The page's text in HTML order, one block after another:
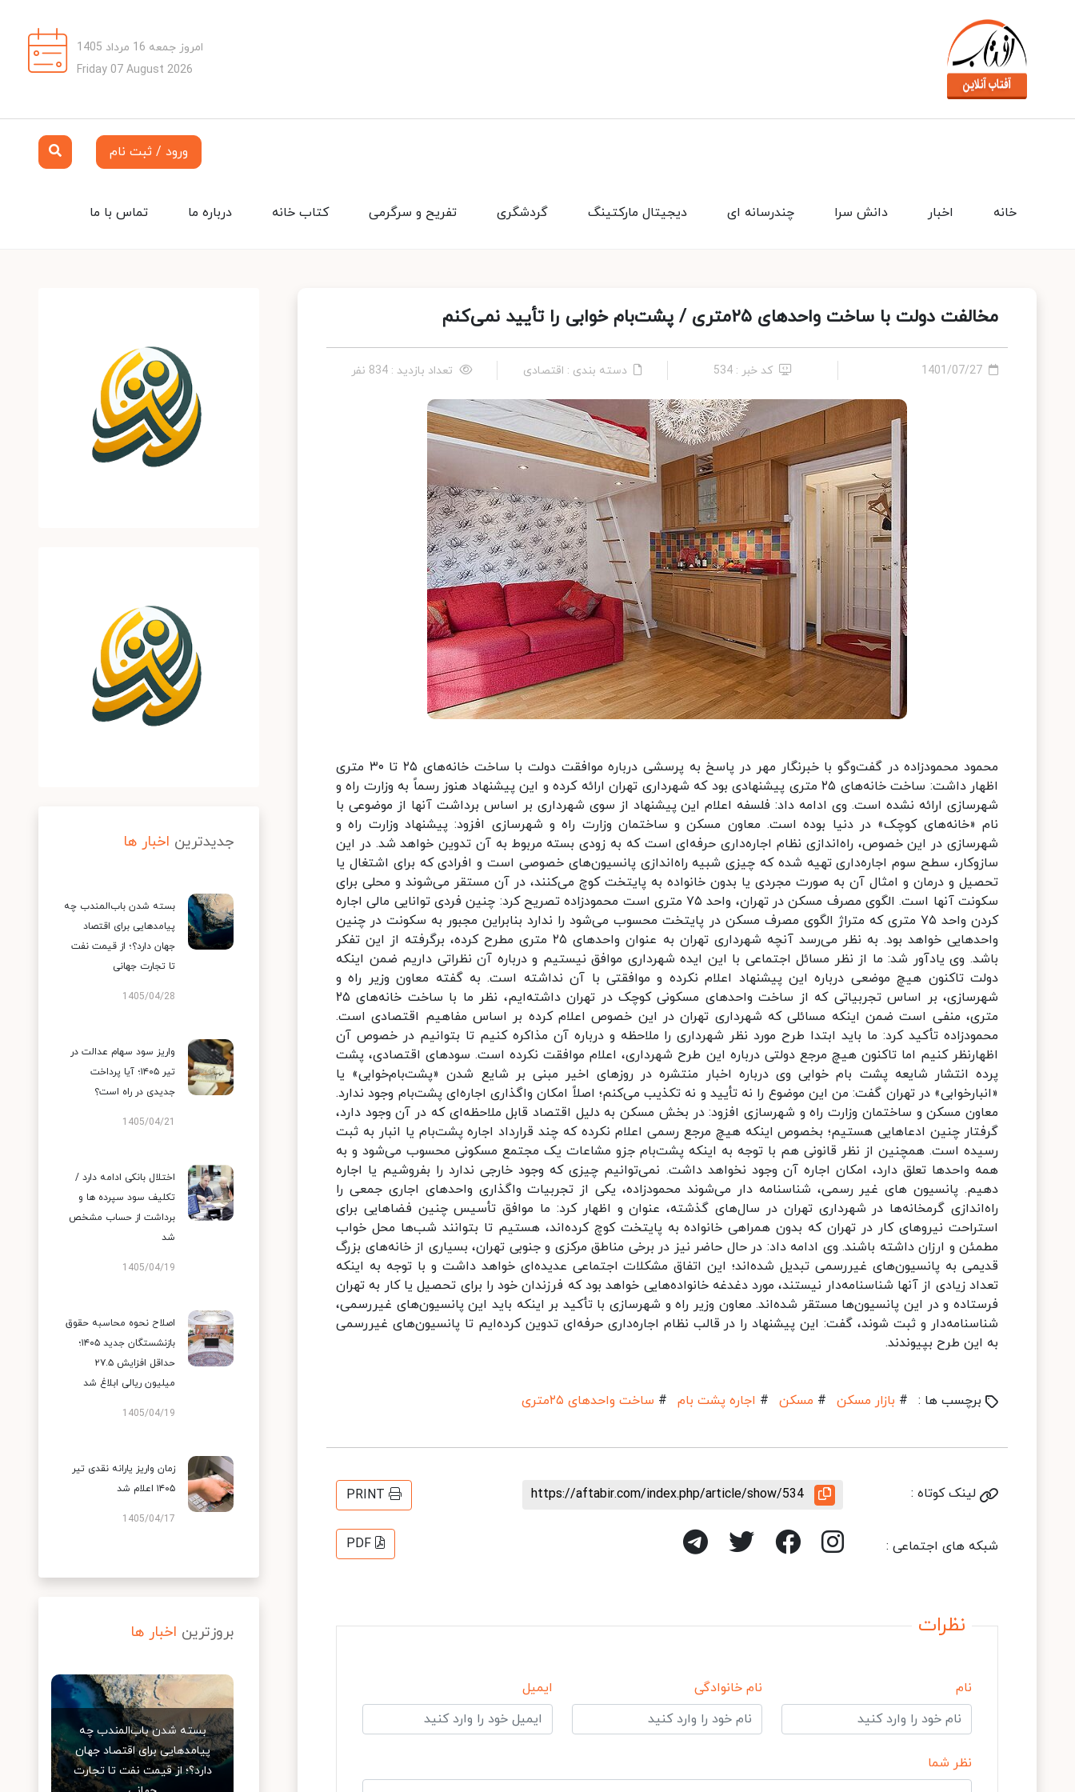
امروز جمعه 16 مرداد 1405
Friday 07 August 2026
ورود / ثبت نام
تماس با ما درباره ما کتاب خانه تفریح و سرگرمی گردشگری دیجیتال مارکتینگ چندرسانه ای دانش سرا اخبار خانه
مخالفت دولت با ساخت واحدهای ۲۵متری / پشت‌بام خوابی را تأیید نمی‌کنم
1401/07/27 کد خبر : 534 دسته بندی : اقتصادی تعداد بازدید : 834 نفر
محمود محمودزاده در گفت‌وگو با خبرنگار مهر در پاسخ به پرسشی درباره موافقت دولت با ساخت خانه‌های ۲۵ تا ۳۰ متری
اظهار داشت: ساخت خانه‌های ۲۵ متری پیشنهادی بود که شهرداری تهران ارائه کرده و این پیشنهاد هنوز رسماً به وزارت راه و
شهرسازی ارائه نشده است. وی ادامه داد: فلسفه اعلام این پیشنهاد از سوی شهرداری بر اساس برداشت آنها از موضوعی با
نام «خانه‌های کوچک» در دنیا بوده است. معاون مسکن و ساختمان وزارت راه و شهرسازی افزود: پیشنهاد وزارت راه و
شهرسازی در این خصوص، راه‌اندازی نظام اجاره‌داری حرفه‌ای است که به زودی بسته مربوط به آن تدوین خواهد شد. در این
سازوکار، سطح سوم اجاره‌داری تهیه شده که چیزی شبیه راه‌اندازی پانسیون‌های خصوصی است و افرادی که برای اشتغال یا
تحصیل و درمان و امثال آن به صورت مجردی یا بدون خانواده به پایتخت کوچ می‌کنند، در آن مستقر می‌شوند و محلی برای
سکونت آنها است. الگوی مصرف مسکن در تهران، واحد ۷۵ متری است محمودزاده تصریح کرد: چنین فردی توانایی مالی اجاره
کردن واحد ۷۵ متری که متراژ الگوی مصرف مسکن در پایتخت محسوب می‌شود را ندارد بنابراین مجبور به سکونت در چنین
واحدهایی خواهد بود. به نظر می‌رسد آنچه شهرداری تهران به عنوان واحدهای ۲۵ متری مطرح کرده، برگرفته از این تفکر
باشد. وی یادآور شد: ما از نظر مسائل اجتماعی با این ایده شهرداری موافق نیستیم و درباره آن نظراتی داریم ضمن اینکه
دولت تاکنون هیچ موضعی درباره این پیشنهاد اعلام نکرده و موافقتی با آن نداشته است. به گفته معاون وزیر راه و
شهرسازی، بر اساس تجربیاتی که از ساخت واحدهای مسکونی کوچک در تهران داشته‌ایم، نظر ما با ساخت خانه‌های ۲۵
متری، منفی است ضمن اینکه مسائلی که شهرداری تهران در این خصوص اعلام کرده بر اساس مفاهیم اقتصادی است.
محمودزاده تأکید کرد: ما باید ابتدا طرح مورد نظر شهرداری را ملاحظه و درباره آن مذاکره کنیم تا بتوانیم در خصوص آن
اظهارنظر کنیم اما تاکنون هیچ مرجع دولتی درباره این طرح شهرداری، اعلام موافقت نکرده است. سودهای اقتصادی، پشت
پرده انتشار شایعه پشت بام خوابی وی درباره اخبار منتشره در روزهای اخیر مبنی بر شایع شدن «پشت‌بام‌خوابی» یا
«انبارخوابی» در تهران گفت: من این موضوع را نه تأیید و نه تکذیب می‌کنم؛ اصلاً امکان واگذاری اجاره‌ای پشت‌بام وجود ندارد.
معاون مسکن و ساختمان وزارت راه و شهرسازی افزود: در بخش مسکن به دلیل اقتصاد قابل ملاحظه‌ای که در آن وجود دارد،
گرفتار چنین ادعاهایی هستیم؛ بخصوص اینکه هیچ مرجع رسمی اعلام نکرده که چند قرارداد اجاره پشت‌بام یا انبار به ثبت
رسیده است. همچنین از نظر قانونی هم با توجه به اینکه پشت‌بام جزو مشاعات یک مجتمع مسکونی محسوب می‌شود و به
همه واحدها تعلق دارد، امکان اجاره آن وجود نخواهد داشت. نمی‌توانیم چیزی که وجود خارجی ندارد را بفروشیم یا اجاره
دهیم. پانسیون های غیر رسمی، شناسنامه دار می‌شوند محمودزاده، یکی از تجربیات واگذاری واحدهای اجاری جمعی را
راه‌اندازی گرمخانه‌ها در شهرداری تهران در سال‌های گذشته، عنوان و اظهار کرد: ما موافق تأسیس چنین فضاهایی برای
استراحت نیروهای کار در تهران که بدون همراهی خانواده به پایتخت کوچ کرده‌اند، هستیم تا بتوانند شب‌ها محل خواب
مطمئن و ارزان داشته باشند. وی ادامه داد: در حال حاضر نیز در برخی مناطق مرکزی و جنوبی تهران، بسیاری از خانه‌های بزرگ
قدیمی به پانسیون‌های غیررسمی تبدیل شده‌اند؛ این اتفاق مشکلات اجتماعی عدیده‌ای خواهد داشت و با توجه به اینکه
تعداد زیادی از آنها شناسنامه‌دار نیستند، مورد دغدغه خانواده‌هایی خواهد بود که فرزندان خود را برای تحصیل یا کار به تهران
فرستاده و در این پانسیون‌ها مستقر شده‌اند. معاون وزیر راه و شهرسازی با تأکید بر اینکه باید این پانسیون‌های غیررسمی،
شناسنامه‌دار و ثبت شوند، گفت: این پیشنهاد را در قالب نظام اجاره‌داری حرفه‌ای تدوین کرده‌ایم تا پانسیون‌های غیررسمی
به این طرح بپیوندند.
برچسب ها : # بازار مسکن # مسکن # اجاره پشت بام # ساخت واحدهای ۲۵متری
لینک کوتاه : https://aftabir.com/index.php/article/show/534
PRINT
شبکه های اجتماعی : PDF
نظرات
نام نام خانوادگی ایمیل
نظر شما
جدیدترین اخبار ها
بسته شدن باب‌المندب چه
پیامدهایی برای اقتصاد
جهان دارد؟؛ از قیمت نفت
تا تجارت جهانی
1405/04/28
واریز سود سهام عدالت در
تیر ۱۴۰۵؛ آیا پرداخت
جدیدی در راه است؟
1405/04/21
اختلال بانکی ادامه دارد /
تکلیف سود سپرده ها و
برداشت از حساب مشخص
شد
1405/04/19
اصلاح نحوه محاسبه حقوق
بازنشستگان جدید ۱۴۰۵؛
حداقل افزایش ۲۷.۵
میلیون ریالی ابلاغ شد
1405/04/19
زمان واریز یارانه نقدی تیر
۱۴۰۵ اعلام شد
1405/04/17
بروزترین اخبار ها
بسته شدن باب‌المندب چه
پیامدهایی برای اقتصاد جهان
دارد؟؛ از قیمت نفت تا تجارت